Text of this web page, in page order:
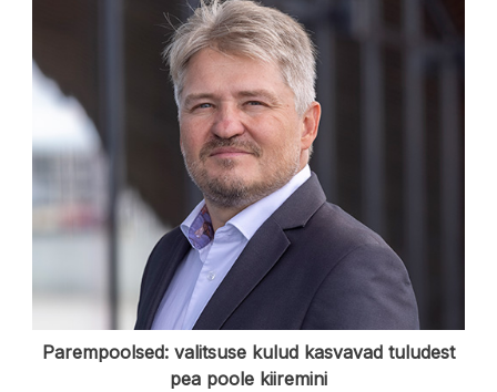
Parempoolsed: valitsuse kulud kasvavad tuludest
pea poole kiiremini